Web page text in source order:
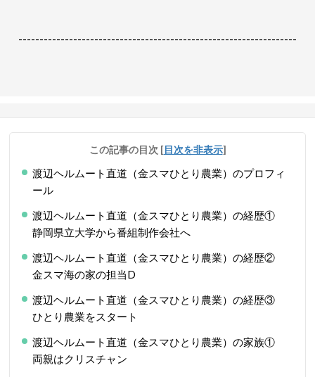
------------------------------------------------------------------
この記事の目次 [目次を非表示]
渡辺ヘルムート直道（金スマひとり農業）のプロフィ
ール
渡辺ヘルムート直道（金スマひとり農業）の経歴①
静岡県立大学から番組制作会社へ
渡辺ヘルムート直道（金スマひとり農業）の経歴②
金スマ海の家の担当D
渡辺ヘルムート直道（金スマひとり農業）の経歴③
ひとり農業をスタート
渡辺ヘルムート直道（金スマひとり農業）の家族①
両親はクリスチャン